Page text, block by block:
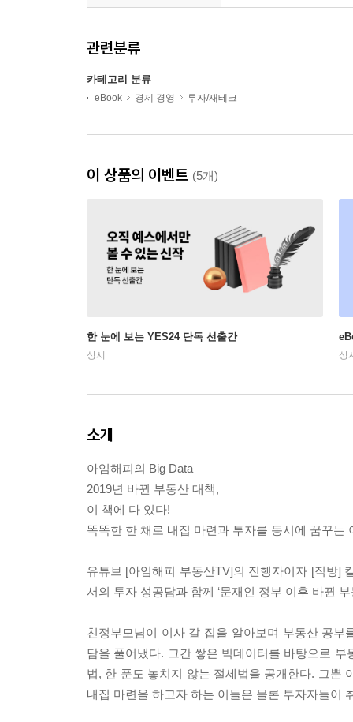
관련분류
카테고리 분류
eBook 경제 경영 투자/재테크
이 상품의 이벤트 (5개)
한 눈에 보는 YES24 단독 선출간
상시 상
소개
아임해피의 Big Data
2019년 바뀐 부동산 대책,
이 책에 다 있다!
똑똑한 한 채로 내집 마련과 투자를 동시에 꿈꾸는
유튜브 [아임해피 부동산TV]의 진행자이자 [직방]
서의 투자 성공담과 함께 ‘문재인 정부 이후 바뀐
친정부모님이 이사 갈 집을 알아보며 부동산 공
담을 풀어냈다. 그간 쌓은 빅데이터를 바탕으로
법, 한 푼도 놓치지 않는 절세법을 공개한다. 그뿐
내집 마련을 하고자 하는 이들은 물론 투자자들이